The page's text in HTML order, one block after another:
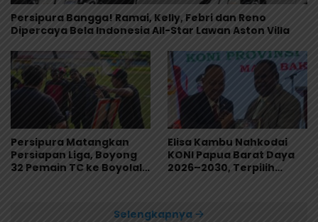
Persipura Bangga! Ramai, Kelly, Febri dan Reno
Dipercaya Bela Indonesia All-Star Lawan Aston Villa
Persipura Matangkan
Persiapan Liga, Boyong
32 Pemain TC ke Boyolali
Elisa Kambu Nahkodai
KONI Papua Barat Daya
2026–2030, Terpilih
Selengkapnya